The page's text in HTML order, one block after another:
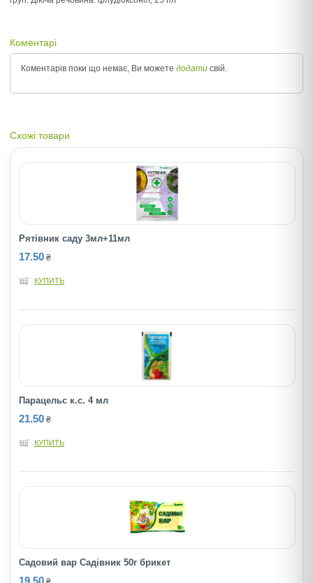
Коментарі
Коментарів поки що немає, Ви можете додати свій.
Схожі товари
Рятiвник cаду 3мл+11мл
17.50 ₴
КУПИТЬ
Парацельс к.с. 4 мл
21.50 ₴
КУПИТЬ
Садовий вар Садівник 50г брикет
19.50